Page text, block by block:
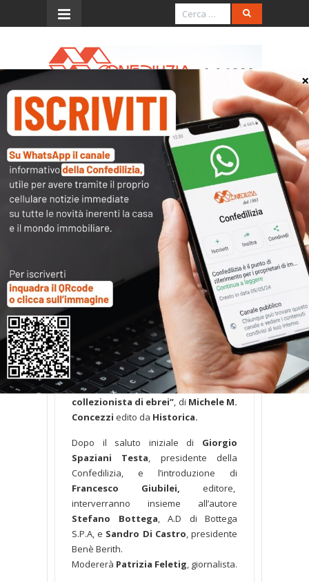
Menu
Presentazione del libro “Il
collezionista di ebrei”
Martedì 23 giugno– alle ore 18,30 –
nella Sala Einaudi della sede della
Confedilizia in Roma, si terrà la
presentazione del libro“Il
collezionista di ebrei” , di Michele M.
Concezzi edito da Historica.
Dopo il saluto iniziale di Giorgio
Spaziani Testa , presidente della
Confedilizia, e l’introduzione di
Francesco Giubilei, editore,
interverranno insieme all’autore
Stefano Bottega , A.D di Bottega
S.P.A, e Sandro Di Castro , presidente
Benè Berith.
Modererà Patrizia Feletig , giornalista.